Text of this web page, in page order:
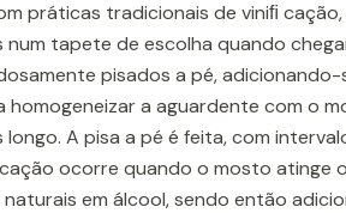
práticas tradicionais de viniﬁ cação,
tapete de escolha quando
pisados a pé, adicionando-
a aguardente com o
A pisa a pé é feita, com
ocorre quando o mosto atinge
em álcool, sendo então